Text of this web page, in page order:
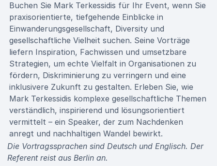
Buchen Sie Mark Terkessidis für Ihr Event, wenn Sie
praxisorientierte, tiefgehende Einblicke in
Einwanderungsgesellschaft, Diversity und
gesellschaftliche Vielheit suchen. Seine Vorträge
liefern Inspiration, Fachwissen und umsetzbare
Strategien, um echte Vielfalt in Organisationen zu
fördern, Diskriminierung zu verringern und eine
inklusivere Zukunft zu gestalten. Erleben Sie, wie
Mark Terkessidis komplexe gesellschaftliche Themen
verständlich, inspirierend und lösungsorientiert
vermittelt – ein Speaker, der zum Nachdenken
anregt und nachhaltigen Wandel bewirkt.
Die Vortragssprachen sind Deutsch und Englisch. Der
Referent reist aus Berlin an.